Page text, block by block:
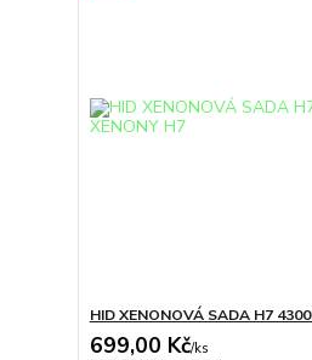
HID XENONOVÁ SADA H7
699,00 Kč/ks